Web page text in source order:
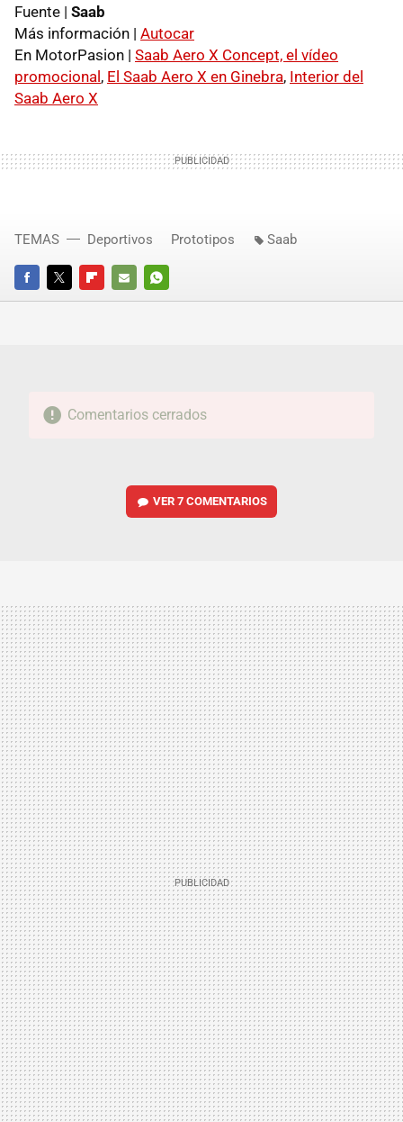
Fuente | Saab
Más información | Autocar
En MotorPasion | Saab Aero X Concept, el vídeo
promocional , El Saab Aero X en Ginebra, Interior del
Saab Aero X
FACEBOOKTWITTERFLIPBOARD
E-
WHATSAPP
TEMAS Deportivos Prototipos Saab
Comentarios cerrados
VER7 COMENTARIOS